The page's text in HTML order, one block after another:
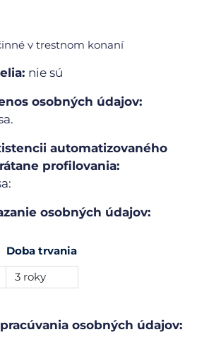
v trestnom konaní
nie sú
osobných údajov:
automatizovaného
profilovania:
osobných údajov:
Doba trvania
3 roky
osobných údajov: